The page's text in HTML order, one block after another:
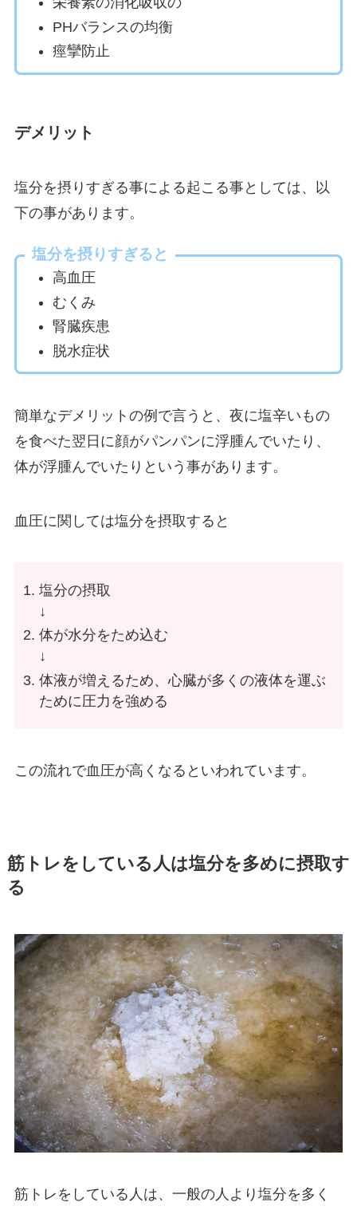
PHバランスの均衡
痙攣防止
デメリット
塩分を摂りすぎる事による起こる事としては、以
下の事があります。
塩分を摂りすぎると
高血圧
むくみ
腎臓疾患
脱水症状
簡単なデメリットの例で言うと、夜に塩辛いもの
を食べた翌日に顔がパンパンに浮腫んでいたり、
体が浮腫んでいたりという事があります。
血圧に関しては塩分を摂取すると
塩分の摂取
↓
体が水分をため込む
↓
体液が増えるため、心臓が多くの液体を運ぶ
ために圧力を強める
この流れで血圧が高くなるといわれています。
筋トレをしている人は塩分を多めに摂取す
る
筋トレをしている人は、一般の人より塩分を多く